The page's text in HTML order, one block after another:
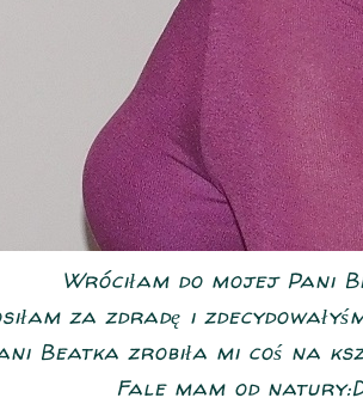
Wróciłam do mojej Pani
za zdradę i
Beatka zrobiła mi coś na
Fale mam od